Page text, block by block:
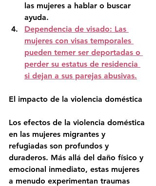
las mujeres a hablar o buscar
ayuda.
Dependencia de visado: Las
mujeres con visas temporales
pueden temer ser deportadas o
perder su estatus de residencia
si dejan a sus parejas abusivas.
El impacto de la violencia doméstica
Los efectos de la violencia doméstica
en las mujeres migrantes y
refugiadas son profundos y
duraderos. Más allá del daño físico y
emocional inmediato, estas mujeres
a menudo experimentan traumas